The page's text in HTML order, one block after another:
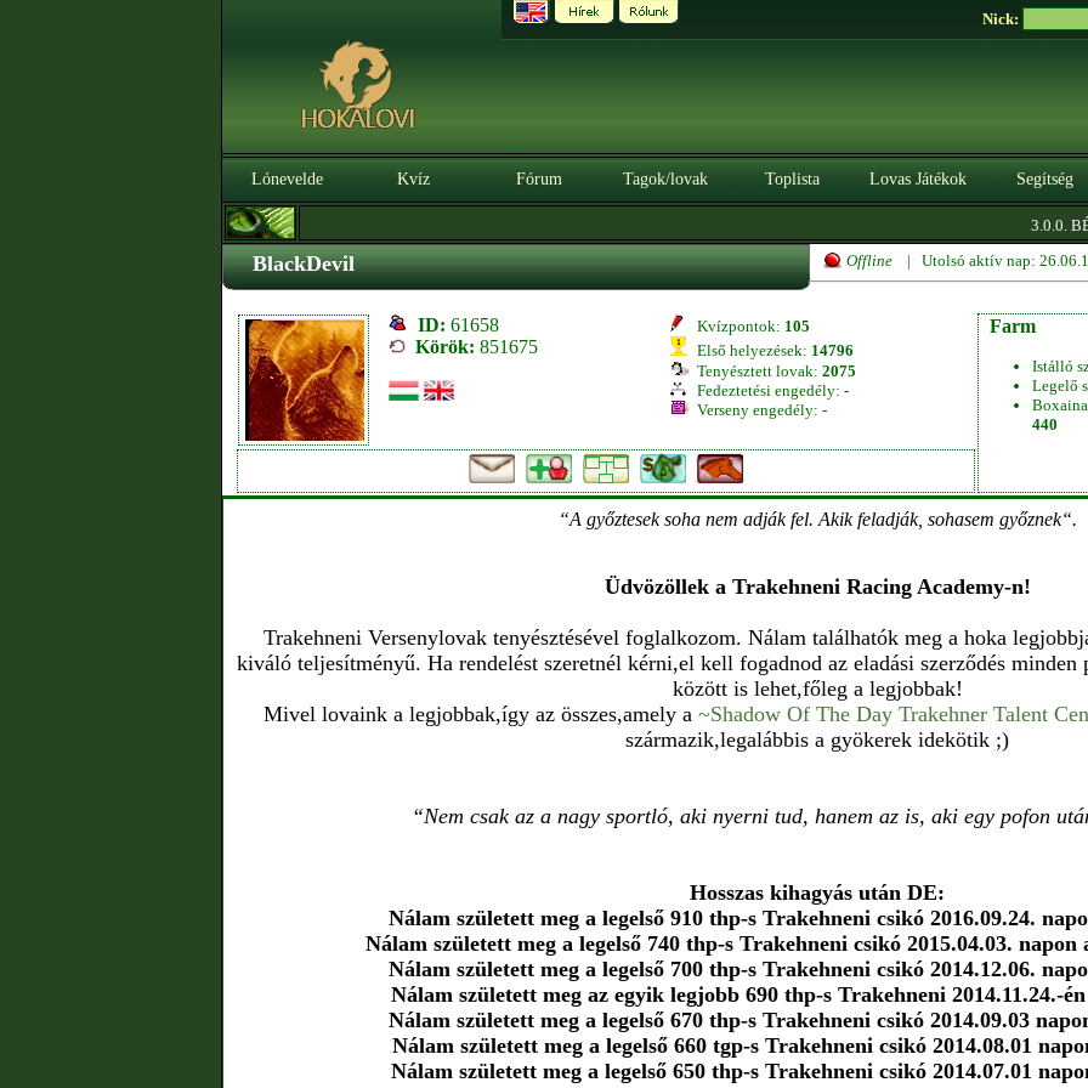
Nick:
Lónevelde Kvíz Fórum Tagok/lovak Toplista Lovas Játékok Segítség
3.0.0.
BlackDevil Offline | Utolsó aktív nap:
ID: 61658
Körök: 851675
Kvízpontok: 105
Első helyezések: 14796
Tenyésztett lovak: 2075
Fedeztetési engedély: -
Verseny engedély: -
Farm
Istálló
Legelő
440